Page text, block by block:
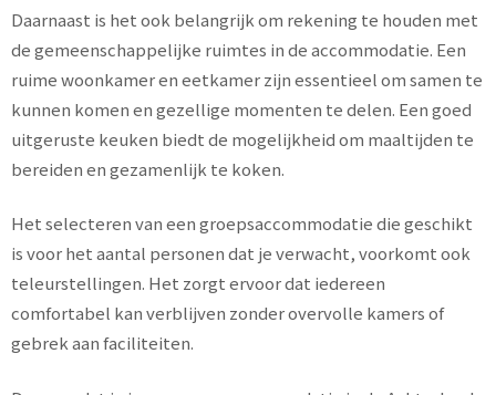
Daarnaast is het ook belangrijk om rekening te houden met
de gemeenschappelijke ruimtes in de accommodatie. Een
ruime woonkamer en eetkamer zijn essentieel om samen te
kunnen komen en gezellige momenten te delen. Een goed
uitgeruste keuken biedt de mogelijkheid om maaltijden te
bereiden en gezamenlijk te koken.
Het selecteren van een groepsaccommodatie die geschikt
is voor het aantal personen dat je verwacht, voorkomt ook
teleurstellingen. Het zorgt ervoor dat iedereen
comfortabel kan verblijven zonder overvolle kamers of
gebrek aan faciliteiten.